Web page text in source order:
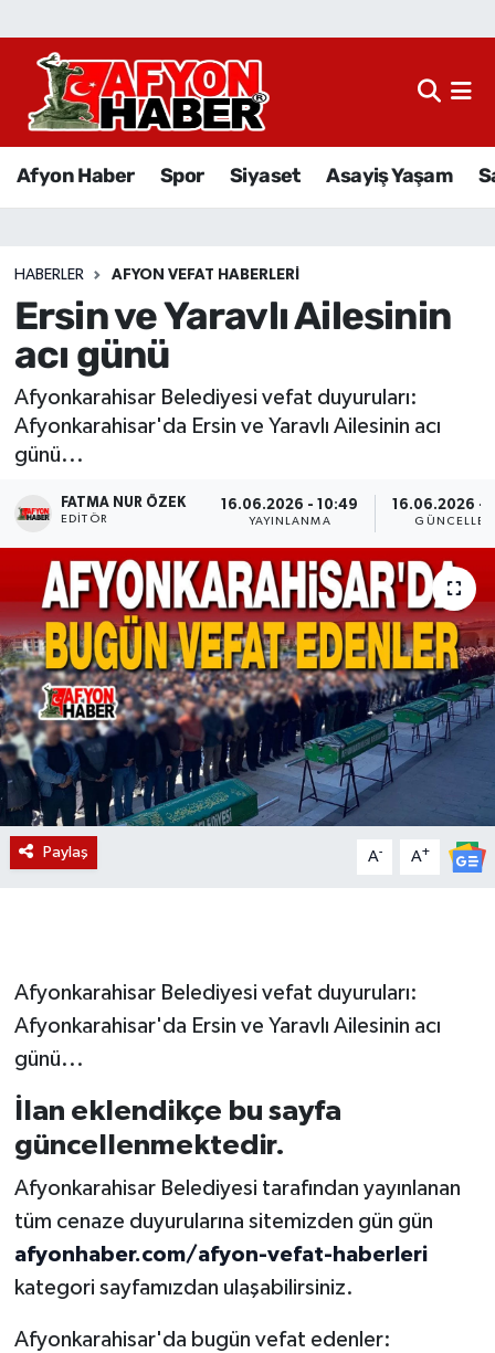
Afyon Haber Spor Siyaset Asayiş Yaşam
HABERLER AFYON VEFAT HABERLERI
Ersin ve Yaravlı Ailesinin
acı günü
Afyonkarahisar Belediyesi vefat duyuruları:
Afyonkarahisar'da Ersin ve Yaravlı Ailesinin acı
günü...
FATMA NUR ÖZEK
EDITÖR
16.06.2026 - 10:49
YAYINLANMA
16.06.2026 -
Paylaş A- A+
Afyonkarahisar Belediyesi vefat duyuruları:
Afyonkarahisar'da Ersin ve Yaravlı Ailesinin acı
günü...
İlan eklendikçe bu sayfa
güncellenmektedir.
Afyonkarahisar Belediyesi tarafından yayınlanan
tüm cenaze duyurularına sitemizden gün gün
afyonhaber.com/afyon-vefat-haberleri
kategori sayfamızdan ulaşabilirsiniz.
Afyonkarahisar'da bugün vefat edenler:
Afyon Haber
Sağlık
Eğitim
Sivil Toplum
Etkinlikler